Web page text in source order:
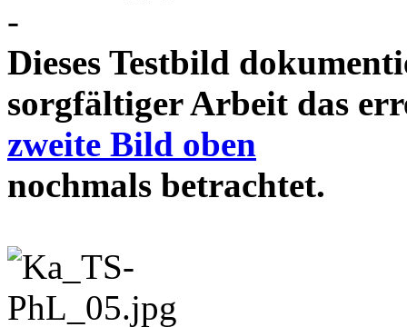
-
Dieses Testbild
sorgfältiger Arbeit das
zweite Bild oben
nochmals